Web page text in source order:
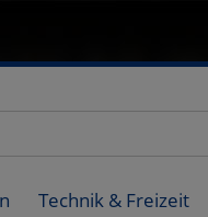
Technik & Freizeit